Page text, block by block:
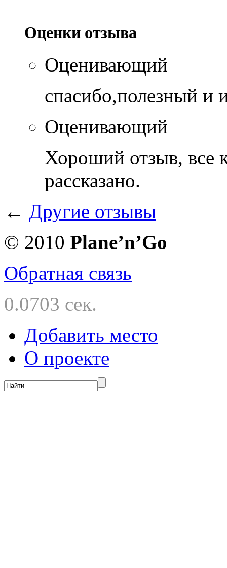
Оценки отзыва
Оценивающий
спасибо,полезный и
Оценивающий
Хороший отзыв, все
рассказано.
← Другие отзывы
© 2010 Planе’n’Go
Обратная связь
0.0703 сек.
Добавить место
О проекте